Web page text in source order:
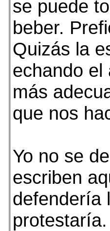
se puede
beber.
Quizás la
echando
más
que nos
Yo no se
escriben
defendería
protestaría.